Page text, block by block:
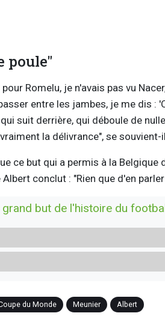
poule"
Romelu, je n'avais pas vu
entre les jambes, je me dis :
suit derrière, qui déboule de
la délivrance", se souvient-
ce but qui a permis à la Belgique
conclut : "Rien que d'en
but de l'histoire du
du Monde Meunier Albert